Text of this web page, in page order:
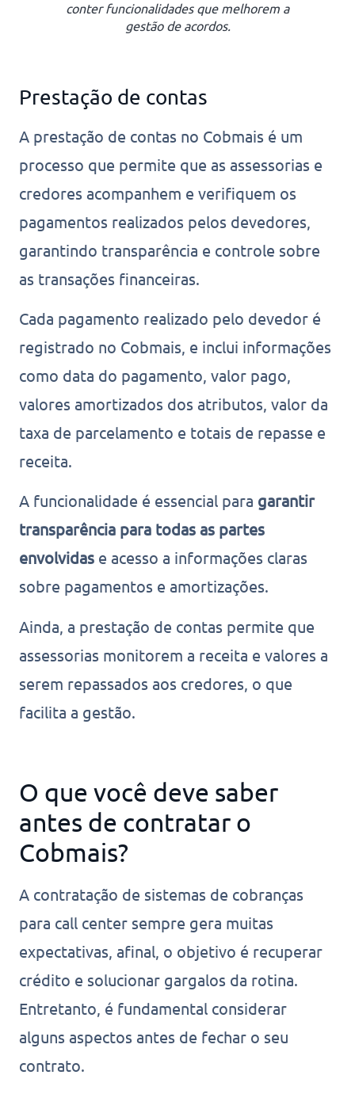
conter funcionalidades que melhorem a
gestão de acordos.
Prestação de contas
A prestação de contas no Cobmais é um
processo que permite que as assessorias e
credores acompanhem e verifiquem os
pagamentos realizados pelos devedores,
garantindo transparência e controle sobre
as transações financeiras.
Cada pagamento realizado pelo devedor é
registrado no Cobmais, e inclui informações
como data do pagamento, valor pago,
valores amortizados dos atributos, valor da
taxa de parcelamento e totais de repasse e
receita.
A funcionalidade é essencial para garantir
transparência para todas as partes
envolvidas e acesso a informações claras
sobre pagamentos e amortizações.
Ainda, a prestação de contas permite que
assessorias monitorem a receita e valores a
serem repassados aos credores, o que
facilita a gestão.
O que você deve saber
antes de contratar o
Cobmais?
A contratação de sistemas de cobranças
para call center sempre gera muitas
expectativas, afinal, o objetivo é recuperar
crédito e solucionar gargalos da rotina.
Entretanto, é fundamental considerar
alguns aspectos antes de fechar o seu
contrato.